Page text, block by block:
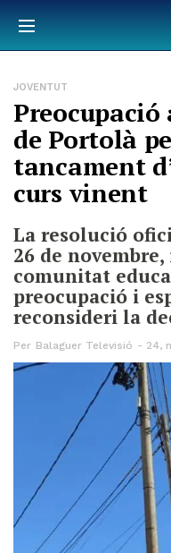
JOVENTUT
Preocupació
de Portolà
tancament
curs vinent
La resolució
26 de
comunitat
preocupació i
reconsideri la
Per Balaguer Televisió 24,